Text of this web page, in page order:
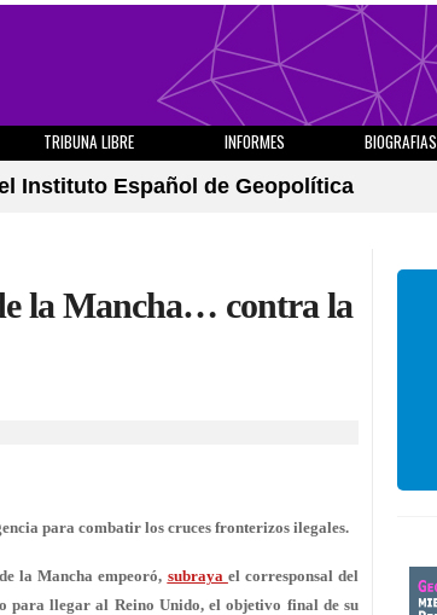
TRIBUNA LIBRE INFORMES BIOGRAFIAS
Instituto Español de Geopolítica
la Mancha… contra la
para combatir los cruces fronterizos ilegales.
la Mancha empeoró, subraya el corresponsal del
para llegar al Reino Unido, el objetivo final de su